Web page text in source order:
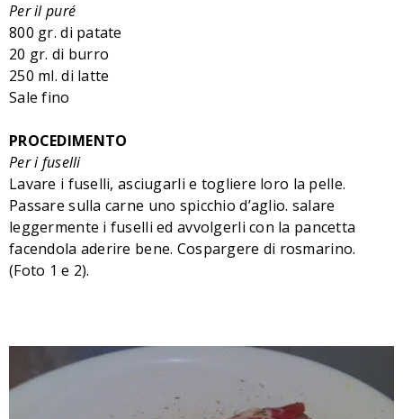
Per il puré
800 gr. di patate
20 gr. di burro
250 ml. di latte
Sale fino
PROCEDIMENTO
Per i fuselli
Lavare i fuselli, asciugarli e togliere loro la pelle.
Passare sulla carne uno spicchio d’aglio. salare
leggermente i fuselli ed avvolgerli con la pancetta
facendola aderire bene. Cospargere di rosmarino.
(Foto 1 e 2).